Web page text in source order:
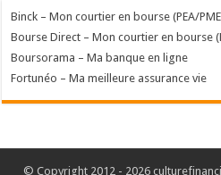
Binck – Mon courtier en bourse (PEA/
Bourse Direct – Mon courtier en bourse
Boursorama – Ma banque en ligne
Fortunéo – Ma meilleure assurance vie
© Copyright 2012 - 2026